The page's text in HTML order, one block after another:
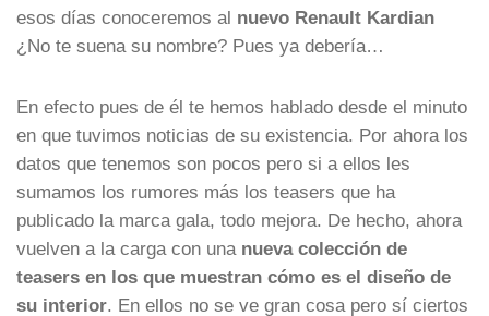
esos días conoceremos al nuevo Renault Kardian
¿No te suena su nombre? Pues ya debería…
En efecto pues de él te hemos hablado desde el minuto
en que tuvimos noticias de su existencia. Por ahora los
datos que tenemos son pocos pero si a ellos les
sumamos los rumores más los teasers que ha
publicado la marca gala, todo mejora. De hecho, ahora
vuelven a la carga con una nueva colección de
teasers en los que muestran cómo es el diseño de
su interior. En ellos no se ve gran cosa pero sí ciertos